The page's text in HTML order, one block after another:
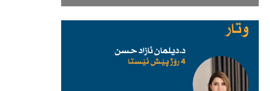
وتار
د.دیلمان ئازاد حسن
4 رۆژ پێش ئێستا